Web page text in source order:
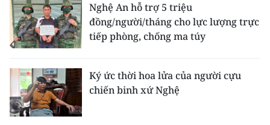
Nghệ An hỗ trợ 5 triệu
đồng/người/tháng cho lực lượng trực
tiếp phòng, chống ma túy
Ký ức thời hoa lửa của người cựu
chiến binh xứ Nghệ